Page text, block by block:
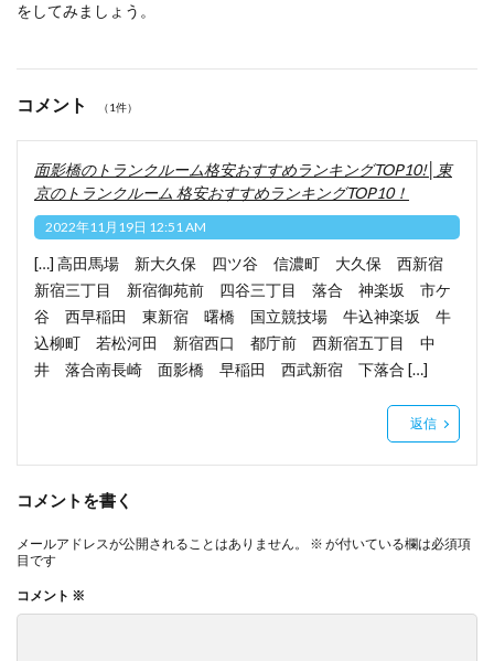
をしてみましょう。
コメント （1件）
面影橋のトランクルーム格安おすすめランキングTOP10!│東
京のトランクルーム 格安おすすめランキングTOP10！
2022年11月19日 12:51 AM
[…] 高田馬場 新大久保 四ツ谷 信濃町 大久保 西新宿
新宿三丁目 新宿御苑前 四谷三丁目 落合 神楽坂 市ケ
谷 西早稲田 東新宿 曙橋 国立競技場 牛込神楽坂 牛
込柳町 若松河田 新宿西口 都庁前 西新宿五丁目 中
井 落合南長崎 面影橋 早稲田 西武新宿 下落合 […]
返信
コメントを書く
メールアドレスが公開されることはありません。 ※ が付いている欄は必須項
目です
コメント ※